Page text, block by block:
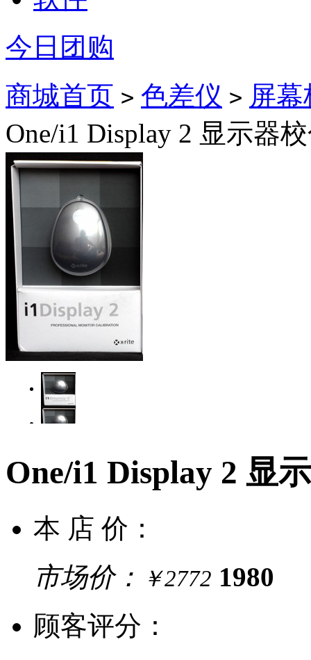
今日团购
商城首页 > 色差仪 > 屏
One/i1 Display 2 显示器
One/i1 Display 2 显
本 店 价：
市场价：
￥2772 1980
顾客评分：